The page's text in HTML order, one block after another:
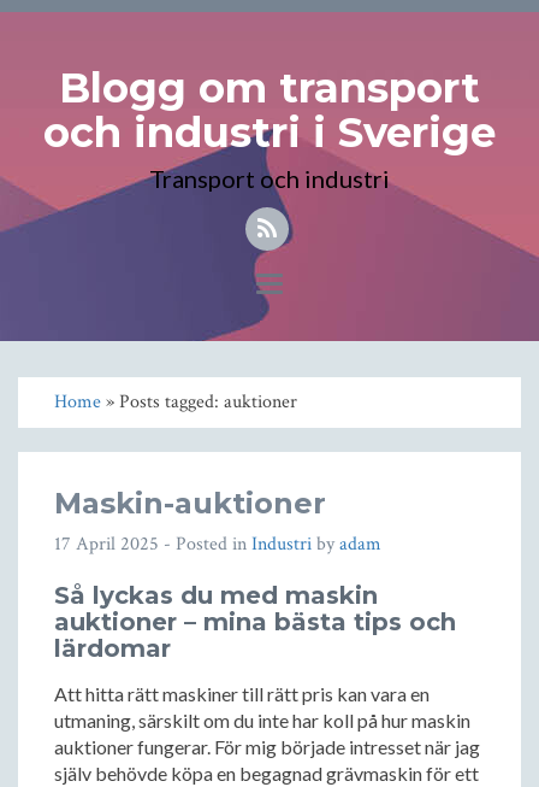
Blogg om transport
och industri i Sverige
Transport och industri
Toggle
navigation
Home» Posts tagged: auktioner
Maskin-auktioner
17 April 2025 - Posted inIndustribyadam
Så lyckas du med maskin
auktioner – mina bästa tips och
lärdomar
Att hitta rätt maskiner till rätt pris kan vara en
utmaning, särskilt om du inte har koll på hur maskin
auktioner fungerar. För mig började intresset när jag
själv behövde köpa en begagnad grävmaskin för ett